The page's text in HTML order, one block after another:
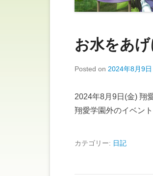
お水をあげ
Posted on 2024年8月9日
2024年8月9日(金) 翔
翔愛学園外のイベント
カテゴリー: 日記